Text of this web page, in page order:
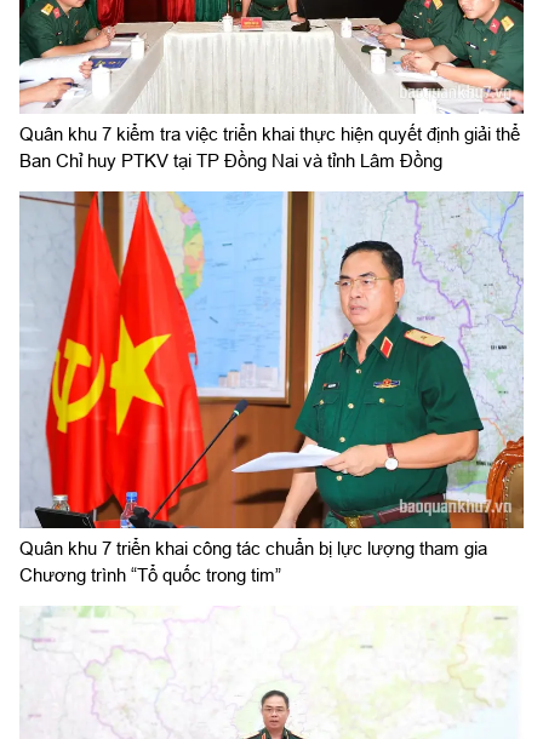
Quân khu 7 kiểm tra việc triển khai thực hiện quyết định giải thể
Ban Chỉ huy PTKV tại TP Đồng Nai và tỉnh Lâm Đồng
Quân khu 7 triển khai công tác chuẩn bị lực lượng tham gia
Chương trình “Tổ quốc trong tim”